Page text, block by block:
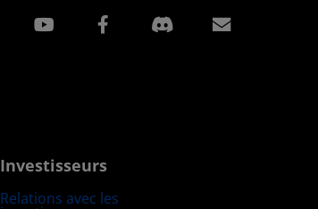
Instagram Facebook
Investisseurs
Relations avec les